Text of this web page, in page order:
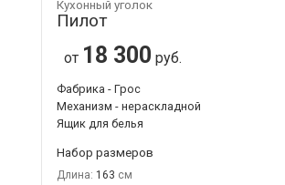
Кухонный уголок
Пилот
от 18 300 руб.
Фабрика - Грос
Механизм - нераскладной
Ящик для белья
Набор размеров
Длина: 163